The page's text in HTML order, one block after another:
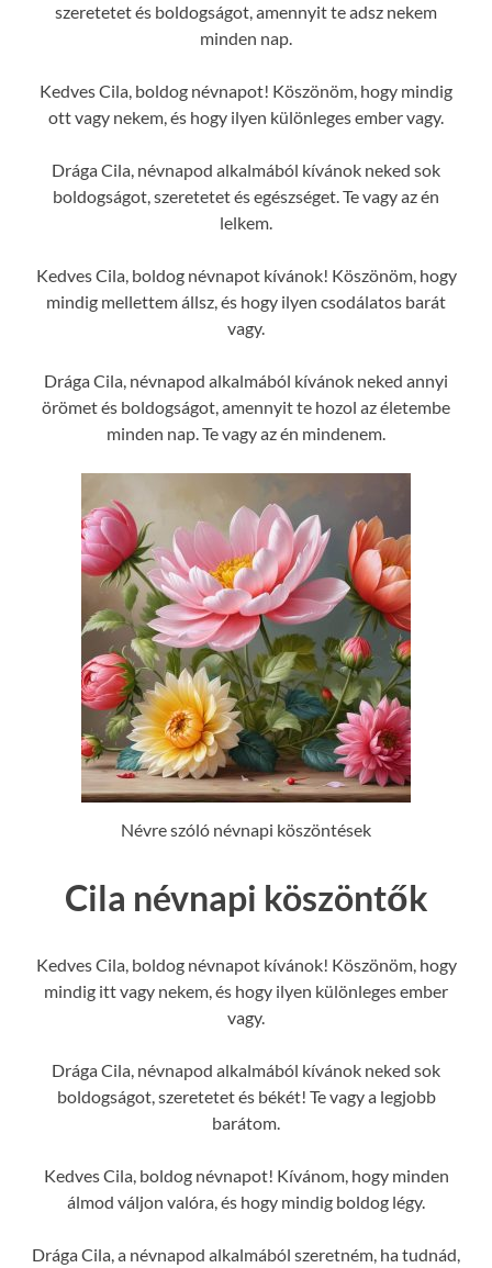
szeretetet és boldogságot, amennyit te adsz nekem
minden nap.
Kedves Cila, boldog névnapot! Köszönöm, hogy mindig
ott vagy nekem, és hogy ilyen különleges ember vagy.
Drága Cila, névnapod alkalmából kívánok neked sok
boldogságot, szeretetet és egészséget. Te vagy az én
lelkem.
Kedves Cila, boldog névnapot kívánok! Köszönöm, hogy
mindig mellettem állsz, és hogy ilyen csodálatos barát
vagy.
Drága Cila, névnapod alkalmából kívánok neked annyi
örömet és boldogságot, amennyit te hozol az életembe
minden nap. Te vagy az én mindenem.
Névre szóló névnapi köszöntések
Cila névnapi köszöntők
Kedves Cila, boldog névnapot kívánok! Köszönöm, hogy
mindig itt vagy nekem, és hogy ilyen különleges ember
vagy.
Drága Cila, névnapod alkalmából kívánok neked sok
boldogságot, szeretetet és békét! Te vagy a legjobb
barátom.
Kedves Cila, boldog névnapot! Kívánom, hogy minden
álmod váljon valóra, és hogy mindig boldog légy.
Drága Cila, a névnapod alkalmából szeretném, ha tudnád,